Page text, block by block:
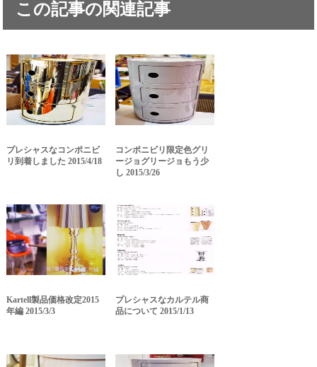
この記事の関連記事
プレシャスなコンポニビ
リ到着しました 2015/4/18
コンポニビリ限定色グリ
ージョグリージョもう少
し 2015/3/26
Kartell製品価格改定2015
年編 2015/3/3
プレシャスなカルテル商
品について 2015/1/13